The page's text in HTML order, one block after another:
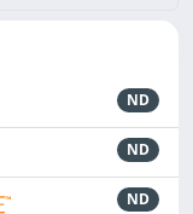
ND
ND
ND